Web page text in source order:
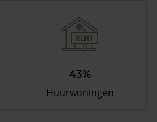
43%
Huurwoningen